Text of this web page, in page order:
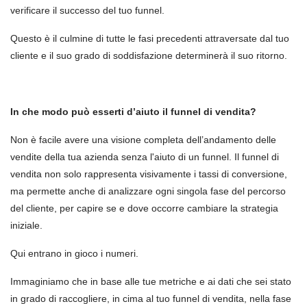
verificare il successo del tuo funnel.
Questo è il culmine di tutte le fasi precedenti attraversate dal tuo
cliente e il suo grado di soddisfazione determinerà il suo ritorno.
In che modo può esserti d’aiuto il funnel di vendita?
Non è facile avere una visione completa dell’andamento delle
vendite della tua azienda senza l'aiuto di un funnel. Il funnel di
vendita non solo rappresenta visivamente i tassi di conversione,
ma permette anche di analizzare ogni singola fase del percorso
del cliente, per capire se e dove occorre cambiare la strategia
iniziale.
Qui entrano in gioco i numeri.
Immaginiamo che in base alle tue metriche e ai dati che sei stato
in grado di raccogliere, in cima al tuo funnel di vendita, nella fase